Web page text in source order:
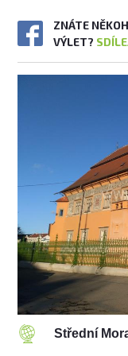
ZNÁTE
VÝLET?
Střední